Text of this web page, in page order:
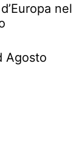
nel
Agosto